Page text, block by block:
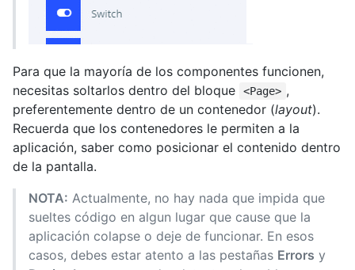
Para que la mayoría de los componentes funcionen,
necesitas soltarlos dentro del bloque
<Page> ,
preferentemente dentro de un contenedor (layout).
Recuerda que los contenedores le permiten a la
aplicación, saber como posicionar el contenido dentro
de la pantalla.
NOTA: Actualmente, no hay nada que impida que
sueltes código en algun lugar que cause que la
aplicación colapse o deje de funcionar. En esos
casos, debes estar atento a las pestañas Errors y